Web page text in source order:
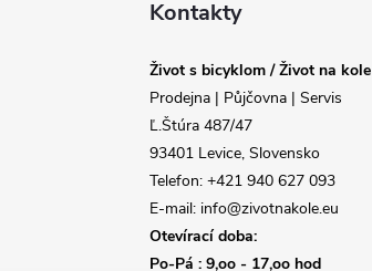
Kontakty
Život s bicyklom / Život na kole
Prodejna | Půjčovna | Servis
Ľ.Štúra 487/47
93401 Levice, Slovensko
Telefon: +421 940 627 093
E-mail: info@zivotnakole.eu
Otevírací doba:
Po-Pá : 9,oo - 17,oo hod